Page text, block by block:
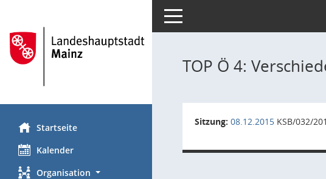
Startseite
Kalender
Organisation
Toggle navigation
TOP Ö 4:
Sitzung: 08.12.2015 KSB/032/